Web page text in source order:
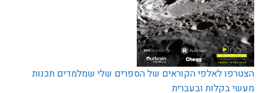
הצטרפו לאלפי הקוראים של הספרים שלי שמלמדים תכנות
מעשי בקלות ובעברית